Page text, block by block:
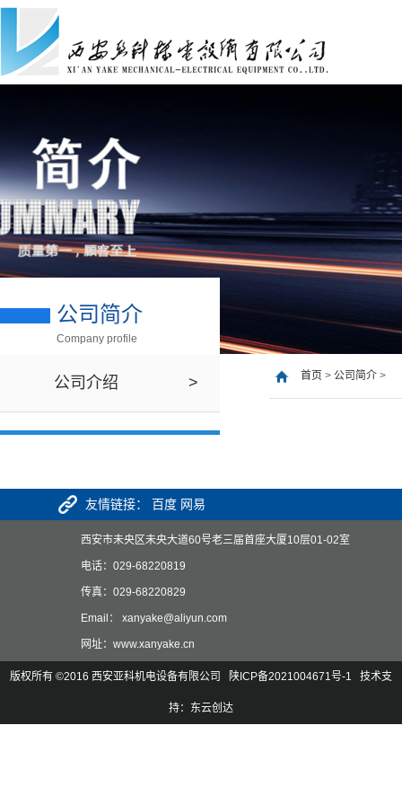
公司简介
Company profile
公司介绍 > 首页 > 公司简介 >
友情链接： 百度 网易
西安市未央区未央大道60号老三届首座大厦10层01-02室
电话：029-68220819
传真：029-68220829
Email： xanyake@aliyun.com
网址：www.xanyake.cn
版权所有 ©2016 西安亚科机电设备有限公司 陕ICP备2021004671号-1 技术支
持：东云创达